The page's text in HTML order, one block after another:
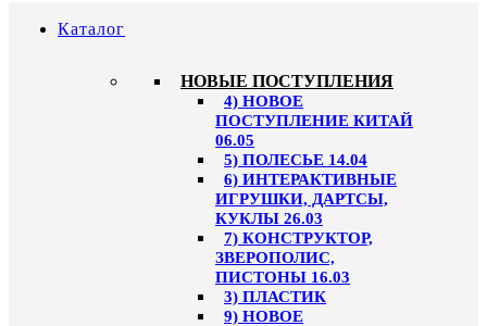
Каталог
НОВЫЕ ПОСТУПЛЕНИЯ
4) НОВОЕ
ПОСТУПЛЕНИЕ КИТАЙ
06.05
5) ПОЛЕСЬЕ 14.04
6) ИНТЕРАКТИВНЫЕ
ИГРУШКИ, ДАРТСЫ,
КУКЛЫ 26.03
7) КОНСТРУКТОР,
ЗВЕРОПОЛИС,
ПИСТОНЫ 16.03
3) ПЛАСТИК
9) НОВОЕ